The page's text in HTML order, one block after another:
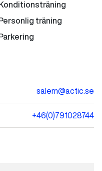
Konditionsträning
Personlig träning
Parkering
salem@actic.se
+46(0)791028744